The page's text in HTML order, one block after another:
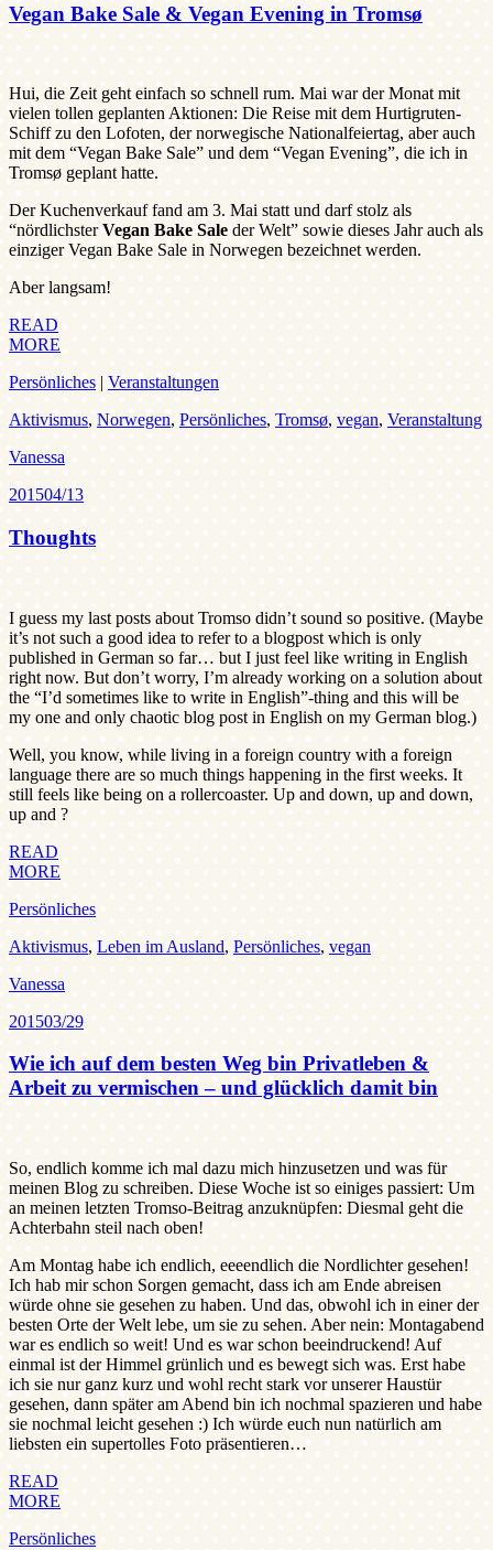
Vegan Bake Sale & Vegan Evening in Tromsø
Hui, die Zeit geht einfach so schnell rum. Mai war der Monat mit
vielen tollen geplanten Aktionen: Die Reise mit dem Hurtigruten-
Schiff zu den Lofoten, der norwegische Nationalfeiertag, aber auch
mit dem “Vegan Bake Sale” und dem “Vegan Evening”, die ich in
Tromsø geplant hatte.
Der Kuchenverkauf fand am 3. Mai statt und darf stolz als
“nördlichsterVegan Bake Sale der Welt” sowie dieses Jahr auch als
einziger Vegan Bake Sale in Norwegen bezeichnet werden.
Aber langsam!
READ
MORE
Persönliches | Veranstaltungen
Aktivismus, Norwegen, Persönliches, Tromsø, vegan, Veranstaltung
Vanessa
201504/13
Thoughts
I guess my last posts about Tromso didn’t sound so positive. (Maybe
it’s not such a good idea to refer to a blogpost which is only
published in German so far… but I just feel like writing in English
right now. But don’t worry, I’m already working on a solution about
the “I’d sometimes like to write in English”-thing and this will be
my one and only chaotic blog post in English on my German blog.)
Well, you know, while living in a foreign country with a foreign
language there are so much things happening in the first weeks. It
still feels like being on a rollercoaster. Up and down, up and down,
up and ?
READ
MORE
Persönliches
Aktivismus, Leben im Ausland, Persönliches, vegan
Vanessa
201503/29
Wie ich auf dem besten Weg bin Privatleben &
Arbeit zu vermischen – und glücklich damit bin
So, endlich komme ich mal dazu mich hinzusetzen und was für
meinen Blog zu schreiben. Diese Woche ist so einiges passiert: Um
an meinen letzten Tromso-Beitrag anzuknüpfen: Diesmal geht die
Achterbahn steil nach oben!
Am Montag habe ich endlich, eeeendlich die Nordlichter gesehen!
Ich hab mir schon Sorgen gemacht, dass ich am Ende abreisen
würde ohne sie gesehen zu haben. Und das, obwohl ich in einer der
besten Orte der Welt lebe, um sie zu sehen. Aber nein: Montagabend
war es endlich so weit! Und es war schon beeindruckend! Auf
einmal ist der Himmel grünlich und es bewegt sich was. Erst habe
ich sie nur ganz kurz und wohl recht stark vor unserer Haustür
gesehen, dann später am Abend bin ich nochmal spazieren und habe
sie nochmal leicht gesehen :) Ich würde euch nun natürlich am
liebsten ein supertolles Foto präsentieren…
READ
MORE
Persönliches